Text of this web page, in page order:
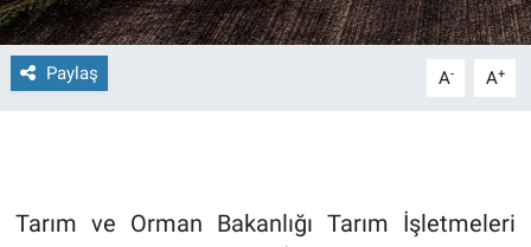
Paylaş A- A+
Tarım ve Orman Bakanlığı Tarım İşletmeleri